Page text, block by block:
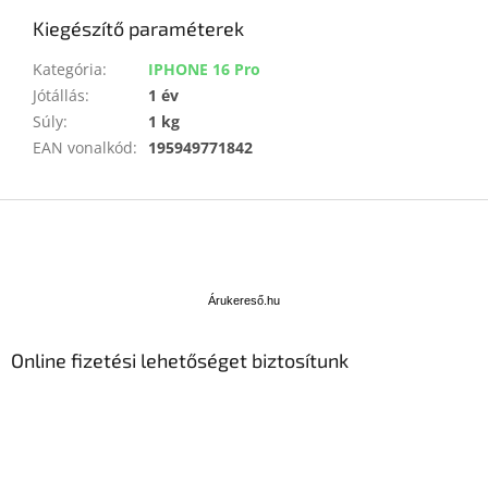
Kiegészítő paraméterek
Kategória:
IPHONE 16 Pro
Jótállás:
1 év
Súly:
1 kg
EAN vonalkód: 195949771842
r
Árukereső.hu
Online fizetési lehetőséget biztosítunk